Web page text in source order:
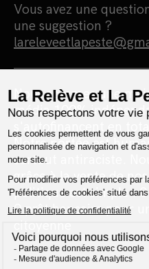
Vous avez une
une suggestion ?
Nous sommes une
média 100%
s'autofinancent en
Notre portée est
surtout antiraciste.
grâce à la vente de
politique est simple : 0
0 prêt bancaire pour